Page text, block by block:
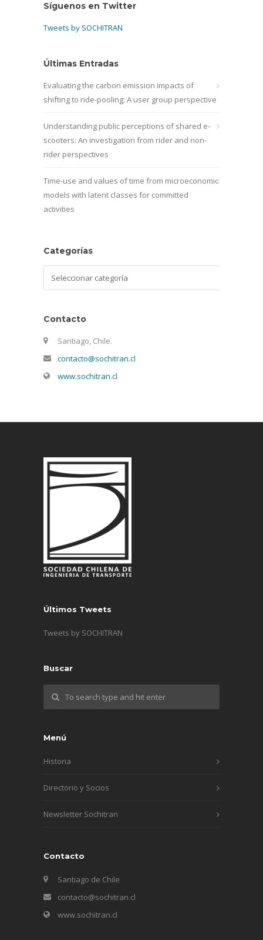
Síguenos en Twitter
Tweets by SOCHITRAN
Últimas Entradas
Evaluating the carbon emission impacts of
shifting to ride-pooling: A user group perspective
Understanding public perceptions of shared e-
scooters: An investigation from rider and non-
rider perspectives
Time-use and values of time from microeconomic
models with latent classes for committed
activities
Categorías
Contacto
Santiago, Chile.
contacto@sochitran.cl
www.sochitran.cl
Últimos Tweets
Tweets by SOCHITRAN
Buscar
Menú
Historia
Directorio y Socios
Newsletter Sochitran
Contacto
Santiago de Chile
contacto@sochitran.cl
www.sochitran.cl